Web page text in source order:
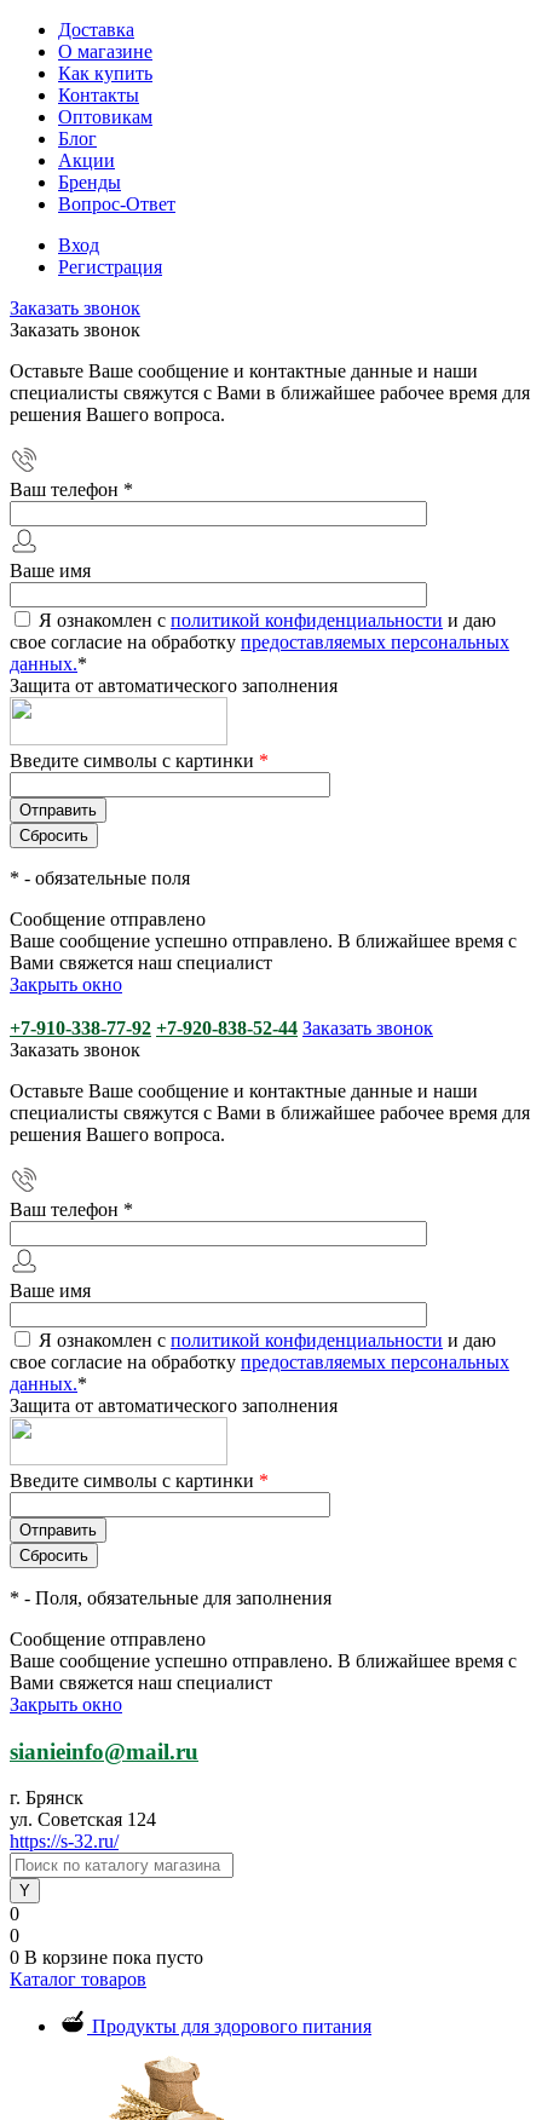
Доставка
О магазине
Как купить
Контакты
Оптовикам
Блог
Акции
Бренды
Вопрос-Ответ
Вход
Регистрация
Заказать звонок
Заказать звонок
Оставьте Ваше сообщение и контактные данные и наши
специалисты свяжутся с Вами в ближайшее рабочее время для
решения Вашего вопроса.
Ваш телефон *
Ваше имя
Я ознакомлен с политикой конфиденциальности и даю
свое согласие на обработку предоставляемых персональных
данных.*
Защита от автоматического заполнения
Введите символы с картинки *
* - обязательные поля
Сообщение отправлено
Ваше сообщение успешно отправлено. В ближайшее время с
Вами свяжется наш специалист
Закрыть окно
+7-910-338-77-92 +7-920-838-52-44 Заказать звонок
Заказать звонок
Оставьте Ваше сообщение и контактные данные и наши
специалисты свяжутся с Вами в ближайшее рабочее время для
решения Вашего вопроса.
Ваш телефон *
Ваше имя
Я ознакомлен с политикой конфиденциальности и даю
свое согласие на обработку предоставляемых персональных
данных.*
Защита от автоматического заполнения
Введите символы с картинки *
* - Поля, обязательные для заполнения
Сообщение отправлено
Ваше сообщение успешно отправлено. В ближайшее время с
Вами свяжется наш специалист
Закрыть окно
sianieinfo@mail.ru
г. Брянск
ул. Советская 124
https://s-32.ru/
0
0
0 В корзине пока пусто
Каталог товаров
Продукты для здорового питания